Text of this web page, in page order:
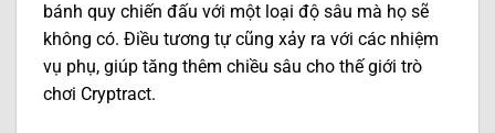
bánh quy chiến đấu với một loại độ sâu mà họ sẽ
không có. Điều tương tự cũng xảy ra với các nhiệm
vụ phụ, giúp tăng thêm chiều sâu cho thế giới trò
chơi Cryptract.